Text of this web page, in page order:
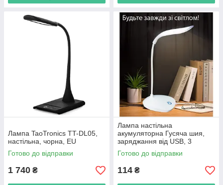
Лампа TaoTronics TT-DL05,
настільна, чорна, EU
Готово до відправки
1 740 ₴
Лампа настільна
акумуляторна Гусяча шия,
заряджання від USB, 3
режими роботи, на
батарейках, LED світлодіодна
Готово до відправки
114 ₴